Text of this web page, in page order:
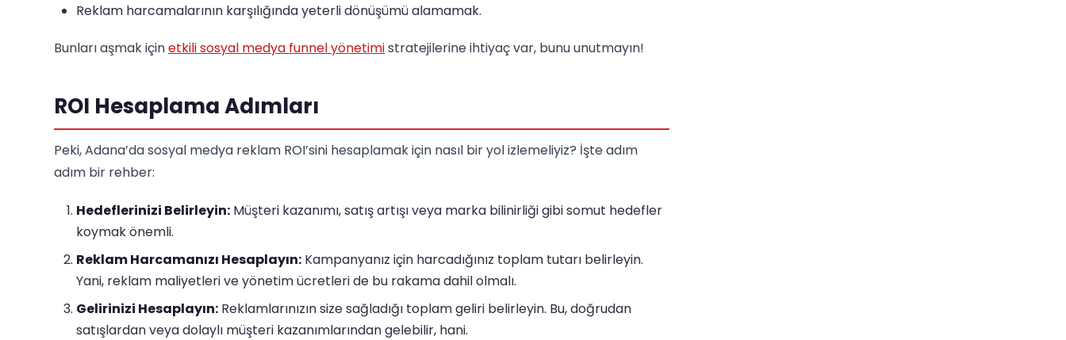
Reklam harcamalarının karşılığında yeterli dönüşümü alamamak.
Bunları aşmak içinetkili sosyal medya funnel yönetimistratejilerine ihtiyaç var, bunu unutmayın!
ROI Hesaplama Adımları
Peki, Adana’da sosyal medya reklam ROI’sini hesaplamak için nasıl bir yol izlemeliyiz? İşte adım
adım bir rehber:
Hedeflerinizi Belirleyin: Müşteri kazanımı, satış artışı veya marka bilinirliği gibi somut hedefler
koymak önemli.
Reklam Harcamanızı Hesaplayın: Kampanyanız için harcadığınız toplam tutarı belirleyin.
Yani, reklam maliyetleri ve yönetim ücretleri de bu rakama dahil olmalı.
Gelirinizi Hesaplayın: Reklamlarınızın size sağladığı toplam geliri belirleyin. Bu, doğrudan
satışlardan veya dolaylı müşteri kazanımlarından gelebilir, hani.